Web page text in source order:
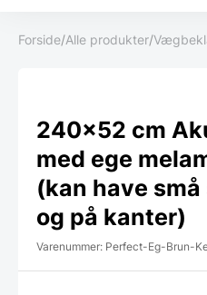
Forside/Alle produkter/
240×52 cm
med ege
(kan have
og på kanter)
Varenummer: Perfect-Eg-Brun-